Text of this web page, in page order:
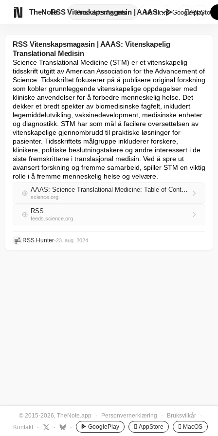
TheNote ProdukterAgenter
RSS Vitenskapsmagasin | AAAS: ...
Norsk GooglePlay
AppStore
RSS Vitenskapsmagasin | AAAS: Vitenskapelig
Translational Medisin
Science Translational Medicine (STM) er et vitenskapelig
tidsskrift utgitt av American Association for the Advancement of
Science. Tidsskriftet fokuserer på å publisere original forskning
som kobler grunnleggende vitenskapelige oppdagelser med
kliniske anvendelser for å forbedre menneskelig helse. Det
dekker et bredt spekter av biomedisinske fagfelt, inkludert
legemiddelutvikling, vaksinedevelopment, medisinske enheter
og diagnostikk. STM har som mål å facilere oversettelsen av
vitenskapelige gjennombrudd til praktiske løsninger for
pasienter. Tidsskriftets målgruppe inkluderer forskere,
klinikere, politiske beslutningstakere og andre interessert i de
siste fremskrittene i translasjonal medisin. Ved å spre ut
avansert forskning og fremme samarbeid, spiller STM en viktig
rolle i å fremme menneskelig helse og velvære.
AAAS: Science Translational Medicine: Table of Contents
science.org
RSS
feeds.science.org
RSS Hunter•23. aug. 2024
© 2015-2026, TheNote.app · Personvernerklæring · Bruksvilkår
·
Kontakt
· · · GooglePlay  AppStore  MacOS